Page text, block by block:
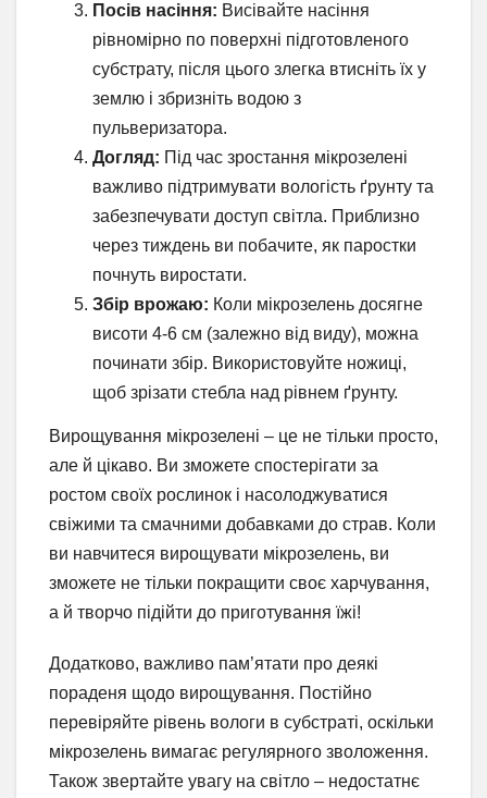
Посів насіння: Висівайте насіння
рівномірно по поверхні підготовленого
субстрату, після цього злегка втисніть їх у
землю і збризніть водою з
пульверизатора.
Догляд: Під час зростання мікрозелені
важливо підтримувати вологість ґрунту та
забезпечувати доступ світла. Приблизно
через тиждень ви побачите, як паростки
почнуть виростати.
Збір врожаю: Коли мікрозелень досягне
висоти 4-6 см (залежно від виду), можна
починати збір. Використовуйте ножиці,
щоб зрізати стебла над рівнем ґрунту.
Вирощування мікрозелені – це не тільки просто,
але й цікаво. Ви зможете спостерігати за
ростом своїх рослинок і насолоджуватися
свіжими та смачними добавками до страв. Коли
ви навчитеся вирощувати мікрозелень, ви
зможете не тільки покращити своє харчування,
а й творчо підійти до приготування їжі!
Додатково, важливо пам’ятати про деякі
пораденя щодо вирощування. Постійно
перевіряйте рівень вологи в субстраті, оскільки
мікрозелень вимагає регулярного зволоження.
Також звертайте увагу на світло – недостатнє